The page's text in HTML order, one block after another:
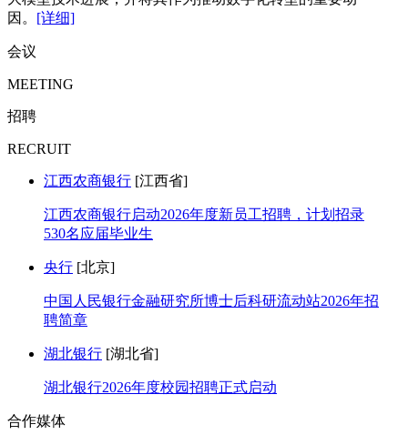
因。 [详细]
会议
MEETING
招聘
RECRUIT
江西农商银行 [江西省]
江西农商银行启动2026年度新员工招聘，计划招录
530名应届毕业生
央行 [北京]
中国人民银行金融研究所博士后科研流动站2026年招
聘简章
湖北银行 [湖北省]
湖北银行2026年度校园招聘正式启动
合作媒体